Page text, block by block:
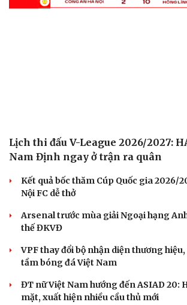
Lịch thi đấu V-League 2026/2027:
Nam Định ngay ở trận ra quân
Kết quả bốc thăm Cúp Quốc gia 2026/
Nội FC dễ thở
Arsenal trước mùa giải Ngoại hạng
thế ĐKVĐ
VPF thay đổi bộ nhận diện thương
tầm bóng đá Việt Nam
ĐT nữ Việt Nam hướng đến ASIAD 20:
mặt, xuất hiện nhiều cầu thủ mới